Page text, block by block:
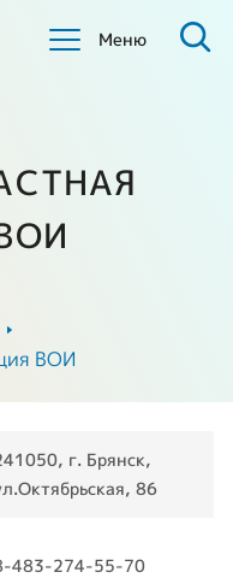
Меню
ВОИ
г. Брянск,
86
483-274-55-70